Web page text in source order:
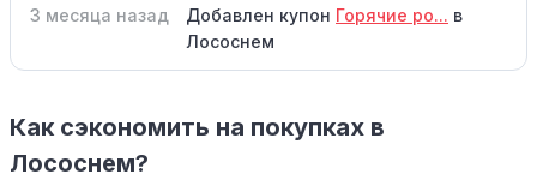
3 месяца назад
Добавлен купон Горячие ро... в
Лососнем
Как сэкономить на покупках в
Лососнем?